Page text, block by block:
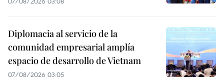
Diplomacia al servicio de la
comunidad empresarial amplía
espacio de desarrollo de Vietnam
07/08/2026 03:05